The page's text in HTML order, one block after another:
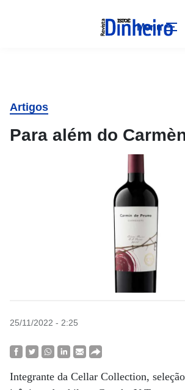
Menu
Artigos
Para além do
25/11/2022 - 2:25
Integrante da Cellar Collection,